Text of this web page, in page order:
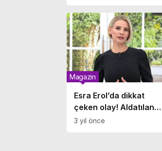
güzel’
Esra Erol’da dikkat
çeken olay! Aldatılan
kadın kocasının
Magazin
3 yıl önce